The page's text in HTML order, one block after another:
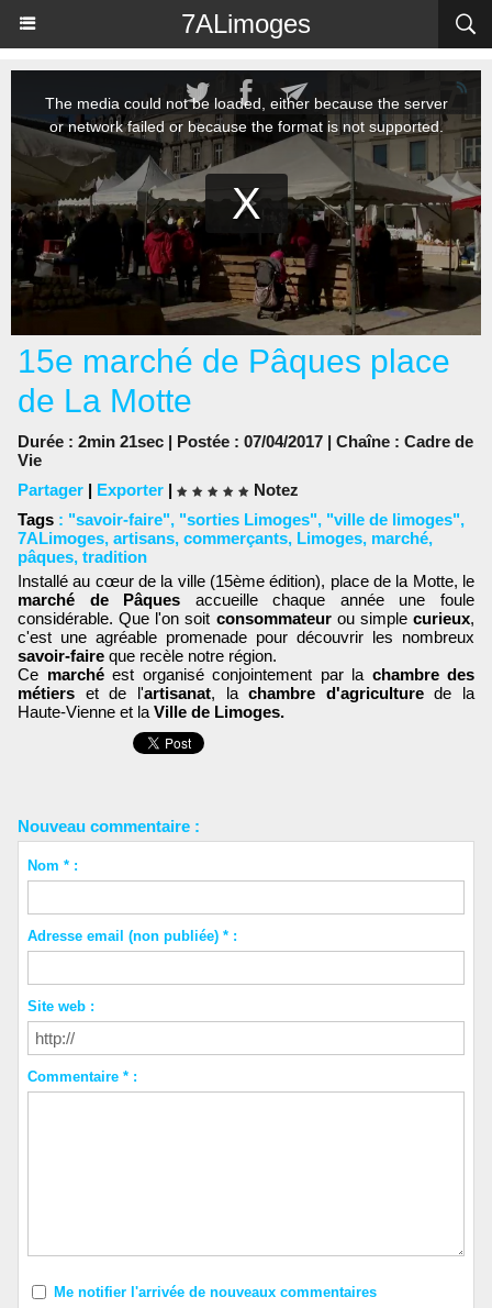
7ALimoges
15e marché de Pâques place
de La Motte
Durée : 2min 21sec | Postée : 07/04/2017 | Chaîne : Cadre de
Vie
Partager | Exporter |
Notez
Tags : "savoir-faire", "sorties Limoges", "ville de limoges",
7ALimoges, artisans, commerçants, Limoges, marché,
pâques, tradition
Installé au cœur de la ville (15ème édition), place de la Motte, le
marché de Pâques accueille chaque année une foule
considérable. Que l'on soit consommateurou simplecurieux,
c'est une agréable promenade pour découvrir les nombreux
savoir-faire que recèle notre région.
Ce marchéest organisé conjointement par la chambre des
métiers et de l'artisanat, lachambre d'agriculturede la
Haute-Vienne et la Ville de Limoges.
Nouveau commentaire :
Nom * :
Adresse email (non publiée) * :
Site web :
Commentaire * :
Me notifier l'arrivée de nouveaux commentaires